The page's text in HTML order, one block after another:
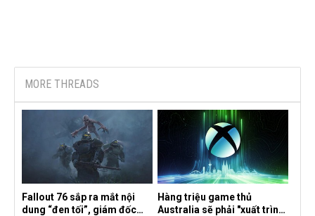
MORE THREADS
Fallout 76 sắp ra mắt nội
dung “đen tối”, giám đốc
Hàng triệu game thủ
Australia sẽ phải "xuất trình